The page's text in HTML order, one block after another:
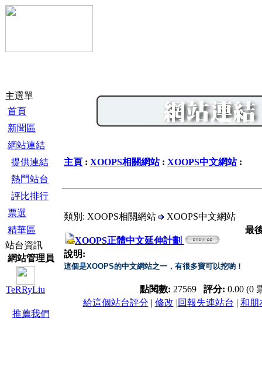
主選單
首頁
新聞區
網站連結
提供連結
熱門站台
評比排行
票選
精華區
站台資訊
網站管理員
TeRRyLiu
推薦我們
主頁 : XOOPS相關網站: XOOPS中文網站:
類別: XOOPS相關網站 XOOPS中文網站
XOOPS正體中文延伸計劃
最
說明:
這個是XOOPS的中文網站之一，有很多寶可以挖喲！
點閱數: 27569 評分: 0.00 (0
給這個站台評分 | 修改 |回報失連站台 | 和朋